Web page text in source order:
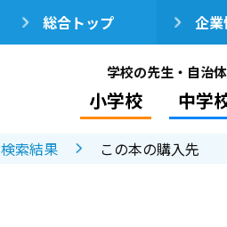
総合トップ 企
学校の先生・自治
小学校 中学
検索結果 この本の購入先